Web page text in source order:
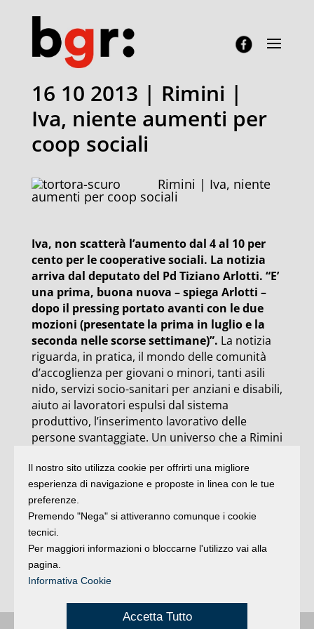
16 10 2013 | Rimini |
Iva, niente aumenti per
coop sociali
Rimini | Iva, niente
aumenti per coop sociali
Iva, non scatterà l’aumento dal 4 al 10 per
cento per le cooperative sociali. La notizia
arriva dal deputato del Pd Tiziano Arlotti. “E’
una prima, buona nuova – spiega Arlotti –
dopo il pressing portato avanti con le due
mozioni (presentate la prima in luglio e la
seconda nelle scorse settimane)”. La notizia
riguarda, in pratica, il mondo delle comunità
d’accoglienza per giovani o minori, tanti asili
nido, servizi socio-sanitari per anziani e disabili,
aiuto ai lavoratori espulsi dal sistema
produttivo, l’inserimento lavorativo delle
persone svantaggiate. Un universo che a Rimini
sociale romagnolo, una trentina di cooperative
associate che danno lavoro a più di 1000
persone, di cui il 40% svantaggiate.
C’è anche una seconda buona notizia e
riguarda i
cui “la Legge di stabilità riconferma le
detrazioni anche per tutto il 2014”, conclude
Arlotti.
Il nostro sito utilizza cookie per offrirti una migliore
esperienza di navigazione e proposte in linea con le tue
preferenze.
Premendo "Nega" si attiveranno comunque i cookie
tecnici.
Per maggiori informazioni o bloccarne l'utilizzo vai alla
pagina.
Informativa Cookie
Accetta Tutto